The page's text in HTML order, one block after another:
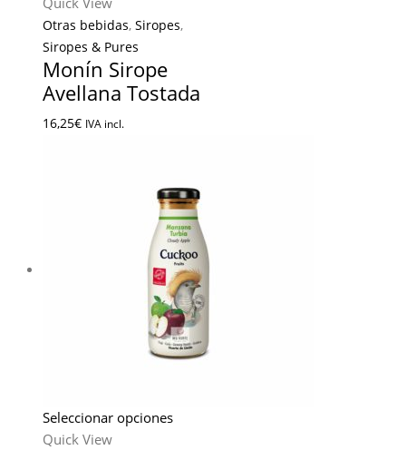
Otras bebidas, Siropes,
Siropes & Pures
Monín Sirope
Avellana Tostada
16,25€ IVA incl.
Seleccionar opciones
Quick View